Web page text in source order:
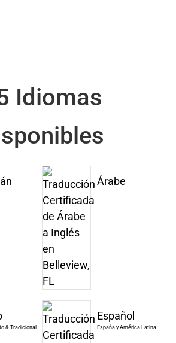
Idiomas
Árabe
& Tradicional
Español
España y América Latina